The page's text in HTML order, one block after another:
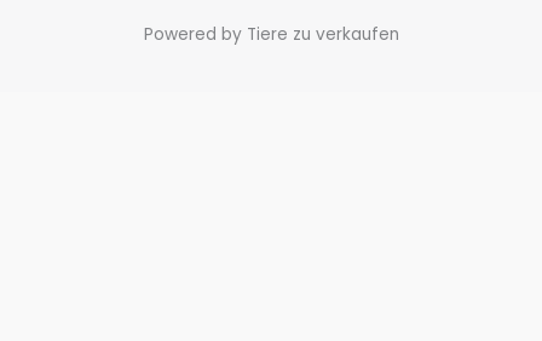
Powered by Tiere zu verkaufen